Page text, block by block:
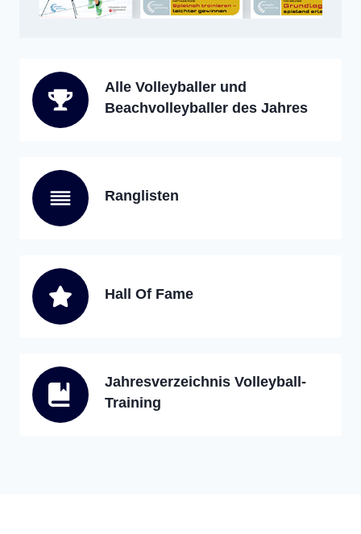
Alle Volleyballer und
Beachvolleyballer des Jahres
Ranglisten
Hall Of Fame
Jahresverzeichnis Volleyball-
Training